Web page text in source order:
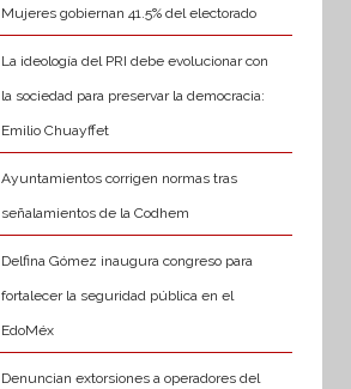
Mujeres gobiernan 41.5% del electorado
La ideología del PRI debe evolucionar con
la sociedad para preservar la democracia:
Emilio Chuayffet
Ayuntamientos corrigen normas tras
señalamientos de la Codhem
Delfina Gómez inaugura congreso para
fortalecer la seguridad pública en el
EdoMéx
Denuncian extorsiones a operadores del